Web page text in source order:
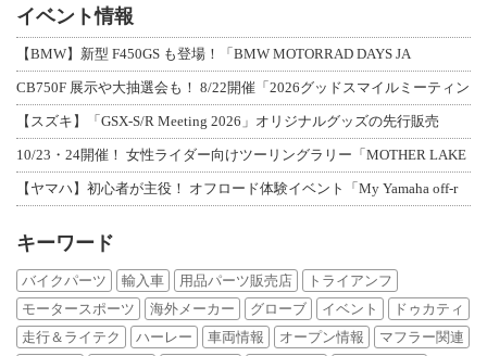
イベント情報
【BMW】新型 F450GS も登場！「BMW MOTORRAD DAYS JA
CB750F 展示や大抽選会も！ 8/22開催「2026グッドスマイルミーティン
【スズキ】「GSX-S/R Meeting 2026」オリジナルグッズの先行販売
10/23・24開催！ 女性ライダー向けツーリングラリー「MOTHER LAKE
【ヤマハ】初心者が主役！ オフロード体験イベント「My Yamaha off-r
キーワード
バイクパーツ 輸入車 用品パーツ販売店
トライアンフ
モータースポーツ
海外メーカー グローブ イベント
ドゥカティ
走行＆ライテク
ハーレー 車両情報 オープン情報
マフラー関連